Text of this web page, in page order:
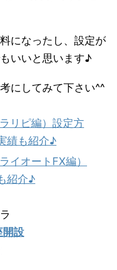
になったし、設定が
いいと思います♪
にしてみて下さい^^
リピ編）設定方
績も紹介♪
イオートFX編）
紹介♪
開設